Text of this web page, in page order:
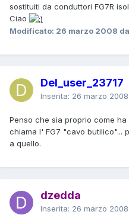
sostituiti da conduttori FG7R
Ciao
Modificato: 26 marzo 2008
Del_user_23717
Inserita: 26 marzo 2008
Penso che sia proprio come
chiama l' FG7 "cavo butilico"...
a quello.
dzedda
Inserita: 26 marzo 2008